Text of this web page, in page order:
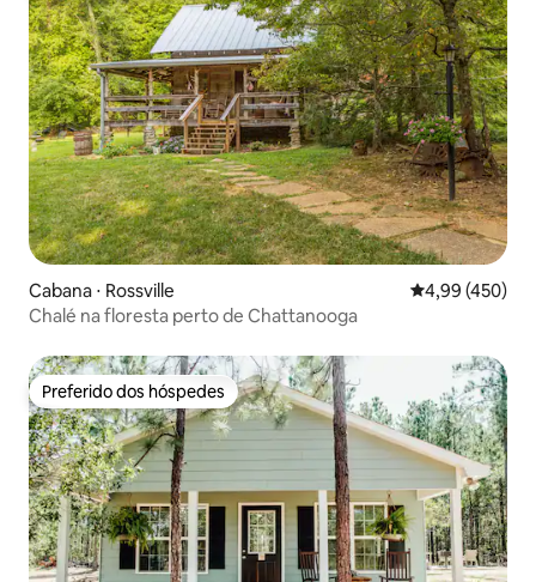
Cabana ⋅ Rossville 4,99 de uma
4,99 (450)
Chalé na floresta perto de Chattanooga
Preferido dos hóspedes
Preferido dos hóspedes